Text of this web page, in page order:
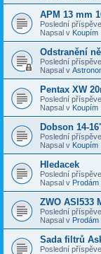
APM 13 mm
Poslední
Napsal v Koupím
Odstranění
Poslední
Napsal v
Pentax XW
Poslední
Napsal v Koupím
Dobson 14-
Poslední
Napsal v Koupím
Hledacek
Poslední
Napsal v Prodám
ZWO ASI533
Poslední
Napsal v Prodám
Sada filtrů
Poslední